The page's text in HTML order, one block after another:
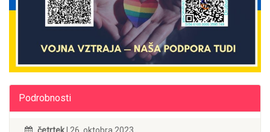
Podrobnosti